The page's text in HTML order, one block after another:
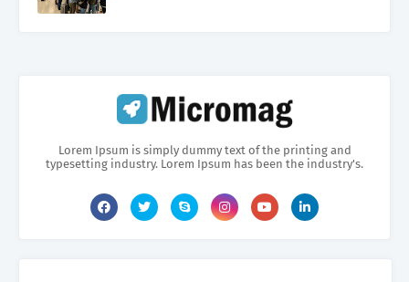
Lorem Ipsum is simply dummy text of the printing and
typesetting industry. Lorem Ipsum has been the industry's.